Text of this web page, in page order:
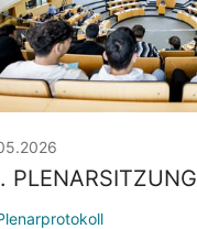
PLENARSITZUNG